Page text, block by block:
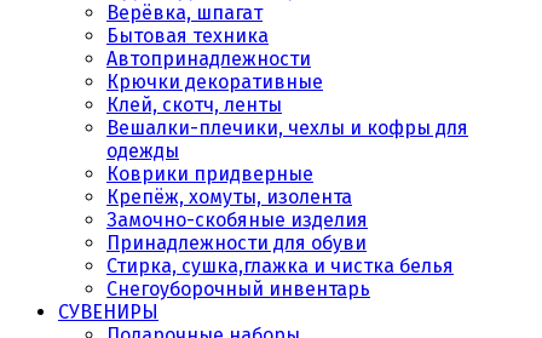
Верёвка, шпагат
Бытовая техника
Автопринадлежности
Крючки декоративные
Клей, скотч, ленты
Вешалки-плечики, чехлы и кофры для
одежды
Коврики придверные
Крепёж, хомуты, изолента
Замочно-скобяные изделия
Принадлежности для обуви
Стирка, сушка,глажка и чистка белья
Снегоуборочный инвентарь
СУВЕНИРЫ